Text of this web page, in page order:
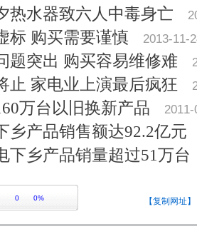
热水器致六人中毒身亡
标 购买需要谨慎 2013-11-
题突出 购买容易维修难
止 家电业上演最后疯狂
万台以旧换新产品
乡产品销售额达92.2亿元
下乡产品销量超过51万台
0 0% 【复制网址】